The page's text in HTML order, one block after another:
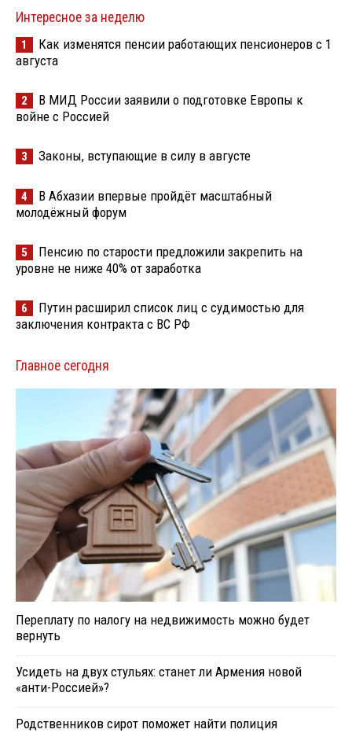
Интересное за неделю
1
Как изменятся пенсии работающих пенсионеров с 1
августа
2
В МИД России заявили о подготовке Европы к
войне с Россией
3 Законы, вступающие в силу в августе
4
В Абхазии впервые пройдёт масштабный
молодёжный форум
5
Пенсию по старости предложили закрепить на
уровне не ниже 40% от заработка
6
Путин расширил список лиц с судимостью для
заключения контракта с ВС РФ
Главное сегодня
Переплату по налогу на недвижимость можно будет
вернуть
Усидеть на двух стульях: станет ли Армения новой
«анти-Россией»?
Родственников сирот поможет найти полиция